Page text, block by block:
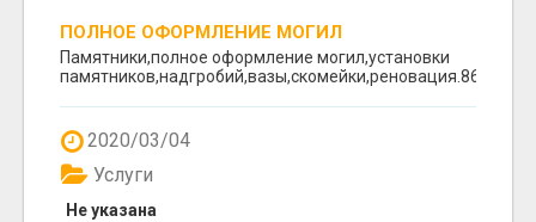
ПОЛНОЕ ОФОРМЛЕНИЕ МОГИЛ
Памятники,полное оформление могил,установки
2020/03/04
Не указана
Услуги